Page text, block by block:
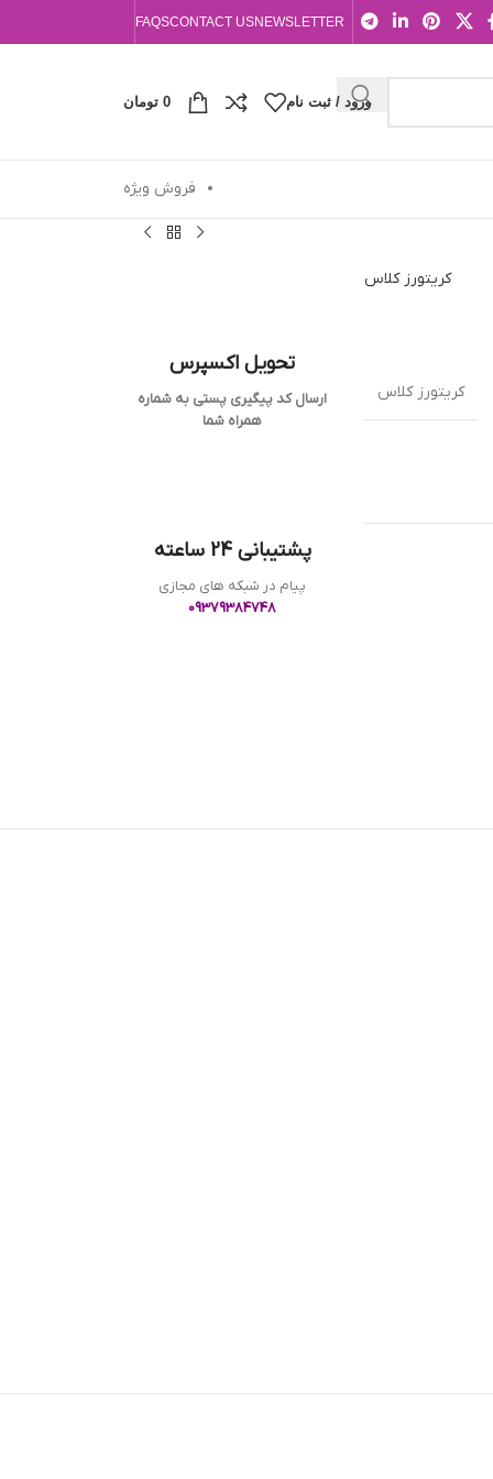
NEWSLETTER
CONTACT US
FAQS
ورود / ثبت نام 0 تومان
فروش ویژه
کریتورز کلاس
کریتورز کلاس
تحویل اکسپرس
ارسال کد پیگیری پستی به شماره
همراه شما
پشتیبانی 24 ساعته
پیام در شبکه های مجازی
09379384748